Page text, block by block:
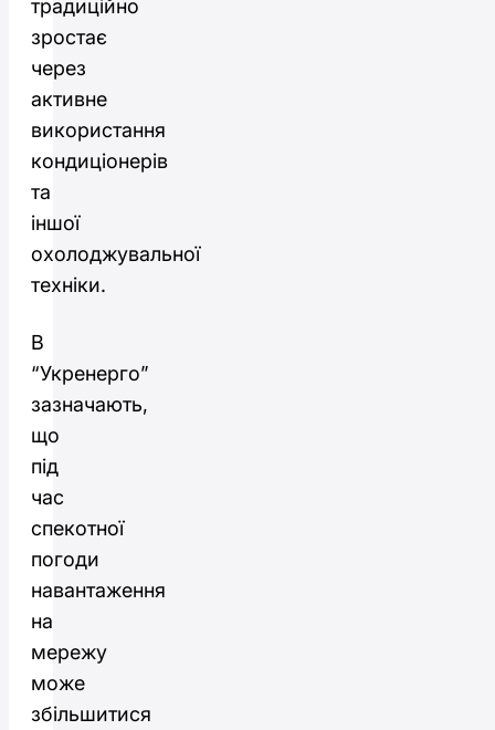
традиційно
зростає
через
активне
використання
кондиціонерів
та
іншої
охолоджувальної
техніки.
В
“Укренерго”
зазначають,
що
під
час
спекотної
погоди
навантаження
на
мережу
може
збільшитися